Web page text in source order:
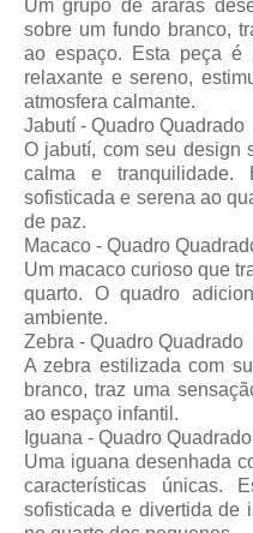
Um grupo de araras
sobre um fundo branco,
ao espaço. Esta peça é
relaxante e sereno,
atmosfera calmante.
Jabutí - Quadro Quadrado
O jabutí, com seu design
calma e
sofisticada e serena ao
de paz.
Macaco - Quadro
Um macaco curioso que
quarto. O quadro
ambiente.
Zebra - Quadro Quadrado
A zebra estilizada com
branco, traz uma
ao espaço infantil.
Iguana - Quadro Quadrado
Uma iguana desenhada
características únicas.
sofisticada e divertida de